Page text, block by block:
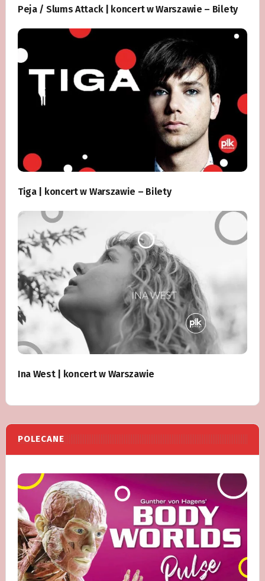
Peja / Slums Attack | koncert w Warszawie – Bilety
Tiga | koncert w Warszawie – Bilety
Ina West | koncert w Warszawie
POLECANE